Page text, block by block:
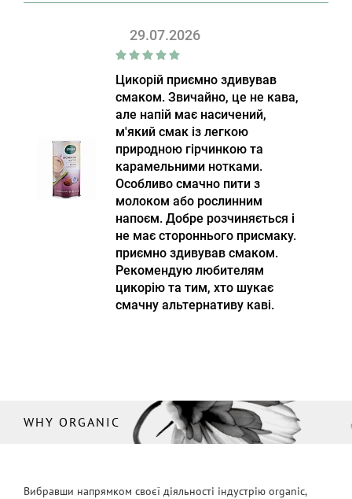
29.07.2026
Цикорій приємно здивував
смаком. Звичайно, це не кава,
але напій має насичений,
м'який смак із легкою
природною гірчинкою та
карамельними нотками.
Особливо смачно пити з
молоком або рослинним
напоєм. Добре розчиняється і
не має стороннього присмаку.
приємно здивував смаком.
Рекомендую любителям
цикорію та тим, хто шукає
смачну альтернативу каві.
WHY ORGANIC
Вибравши напрямком своєї діяльності індустрію organic,